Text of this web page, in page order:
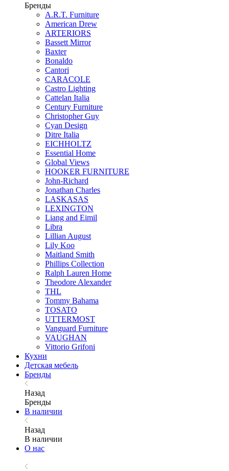
Бренды
A.R.T. Furniture
American Drew
ARTERIORS
Bassett Mirror
Baxter
Bonaldo
Cantori
CARACOLE
Castro Lighting
Cattelan Italia
Century Furniture
Christopher Guy
Cyan Design
Ditre Italia
EICHHOLTZ
Essential Home
Global Views
HOOKER FURNITURE
John-Richard
Jonathan Charles
LASKASAS
LEXINGTON
Liang and Eimil
Libra
Lillian August
Lily Koo
Maitland Smith
Phillips Collection
Ralph Lauren Home
Theodore Alexander
THL
Tommy Bahama
TOSATO
UTTERMOST
Vanguard Furniture
VAUGHAN
Vittorio Grifoni
Кухни
Детская мебель
Бренды
Назад
Бренды
В наличии
Назад
В наличии
О нас